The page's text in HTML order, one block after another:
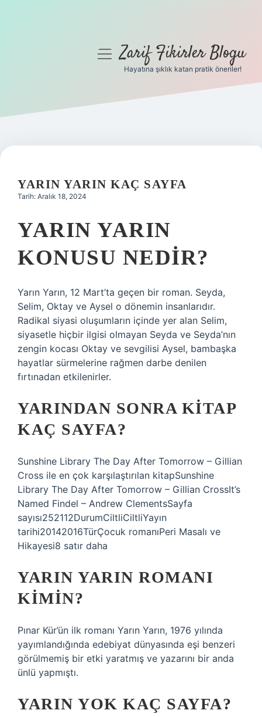
Gizlilik Politikası
Yasal Uyarı
menüyüZarif Fikirler Blogu
Hayatına şıklık katan pratik öneriler!
YARIN YARIN KAÇ SAYFA
Tarih: Aralık 18, 2024
YARIN YARIN
KONUSU NEDIR?
Yarın Yarın, 12 Mart’ta geçen bir roman. Seyda,
Selim, Oktay ve Aysel o dönemin insanlarıdır.
Radikal siyasi oluşumların içinde yer alan Selim,
siyasetle hiçbir ilgisi olmayan Seyda ve Seyda’nın
zengin kocası Oktay ve sevgilisi Aysel, bambaşka
hayatlar sürmelerine rağmen darbe denilen
fırtınadan etkilenirler.
YARINDAN SONRA KITAP
KAÇ SAYFA?
Sunshine Library The Day After Tomorrow – Gillian
Cross ile en çok karşılaştırılan kitapSunshine
Library The Day After Tomorrow – Gillian CrossIt’s
Named Findel – Andrew ClementsSayfa
sayısı252112DurumCiltliCiltliYayın
tarihi20142016TürÇocuk romanıPeri Masalı ve
Hikayesi8 satır daha
YARIN YARIN ROMANI
KIMIN?
Pınar Kür’ün ilk romanı Yarın Yarın, 1976 yılında
yayımlandığında edebiyat dünyasında eşi benzeri
görülmemiş bir etki yaratmış ve yazarını bir anda
ünlü yapmıştı.
YARIN YOK KAÇ SAYFA?